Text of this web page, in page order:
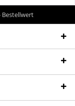
Bestellwert